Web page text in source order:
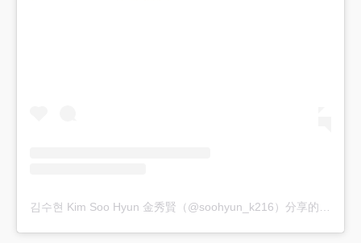
김수현 Kim Soo Hyun 金秀賢（@soohyun_k216）分享的貼文